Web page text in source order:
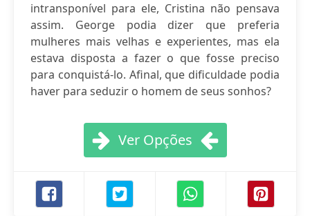
intransponível para ele, Cristina não pensava
assim. George podia dizer que preferia
mulheres mais velhas e experientes, mas ela
estava disposta a fazer o que fosse preciso
para conquistá-lo. Afinal, que dificuldade podia
haver para seduzir o homem de seus sonhos?
Ver Opções